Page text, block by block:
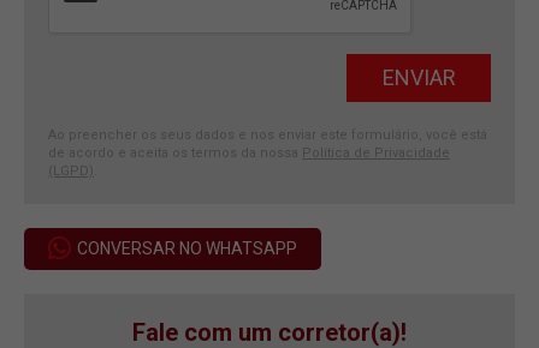
Ao preencher os seus dados e nos enviar este formulário, você está
de acordo e aceita os termos da nossa Política de Privacidade
(LGPD)
CONVERSAR NO WHATSAPP
Fale com um corretor(a)!